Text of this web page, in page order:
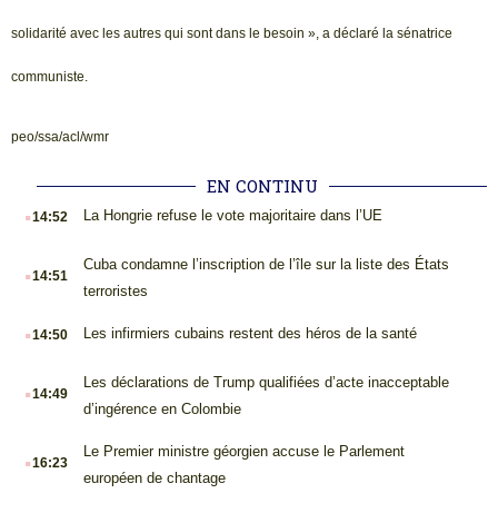
solidarité avec les autres qui sont dans le besoin », a déclaré la sénatrice
communiste.
peo/ssa/acl/wmr
EN CONTINU
.14:52 La Hongrie refuse le vote majoritaire dans l’UE
.14:51
Cuba condamne l’inscription de l’île sur la liste des États
terroristes
.14:50 Les infirmiers cubains restent des héros de la santé
.14:49
Les déclarations de Trump qualifiées d’acte inacceptable
d’ingérence en Colombie
.16:23
Le Premier ministre géorgien accuse le Parlement
européen de chantage